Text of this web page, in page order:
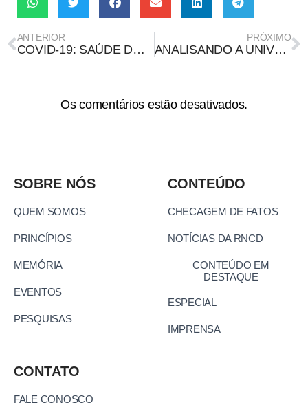
ANTERIOR
COVID-19: SAÚDE DOS REFUGIADOS NA PANDEMIA
PRÓXIMO
ANALISANDO A UNIVERSIDADE E A COMUNICAÇÃO PÚBLICA
Os comentários estão desativados.
SOBRE NÓS
QUEM SOMOS
PRINCÍPIOS
MEMÓRIA
EVENTOS
PESQUISAS
CONTEÚDO
CHECAGEM DE FATOS
NOTÍCIAS DA RNCD
CONTEÚDO EM
DESTAQUE
ESPECIAL
IMPRENSA
CONTATO
FALE CONOSCO